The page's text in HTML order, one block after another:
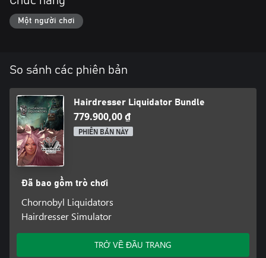
Một người chơi
So sánh các phiên bản
Hairdresser Liquidator Bundle
779.900,00 ₫
PHIÊN BẢN NÀY
Đã bao gồm trò chơi
Chornobyl Liquidators
Hairdresser Simulator
TRỞ VỀ ĐẦU TRANG